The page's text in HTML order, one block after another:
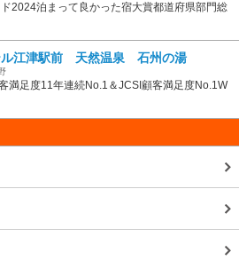
2024泊まって良かった宿大賞都道府県部門総
ル江津駅前 天然温泉 石州の湯
満足度11年連続No.1＆JCSI顧客満足度No.1W